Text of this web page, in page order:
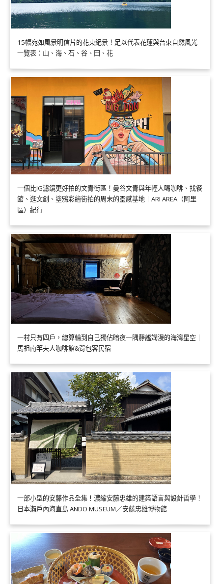
15幅宛如風景明信片的花東絕景！足以代表花蓮與台東自然風光
一覽表：山、海、石、谷、田、花
一個比IG濾鏡更好拍的文青街區！曼谷文青與年輕人喝咖啡、找餐
館、逛文創、塗鴉彩繪街拍的周末的靈感基地｜ARI AREA（阿里
區）紀行
一村只有四戶，總算輪到自己獨佔暗夜一隅靜謐嫻漫的海灣星空｜
馬祖南竿夫人咖啡館&背包客民宿
一部小型的安藤作品全集！濃縮安藤忠雄的建築語言與設計哲學！
日本瀨戶內海直島 ANDO MUSEUM／安藤忠雄博物館